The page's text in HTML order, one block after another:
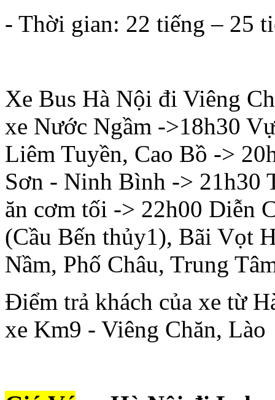
- Thời gian: 22 tiếng – 25
Xe Bus Hà Nội đi Viêng
xe Nước Ngầm ->18h30
Liêm Tuyền, Cao Bồ ->
Sơn - Ninh Bình -> 21h30
ăn cơm tối -> 22h00 Diễn
(Cầu Bến thủy1), Bãi Vọt
Nầm, Phố Châu, Trung
Điểm trả khách của xe từ
xe Km9 - Viêng Chăn, Lào